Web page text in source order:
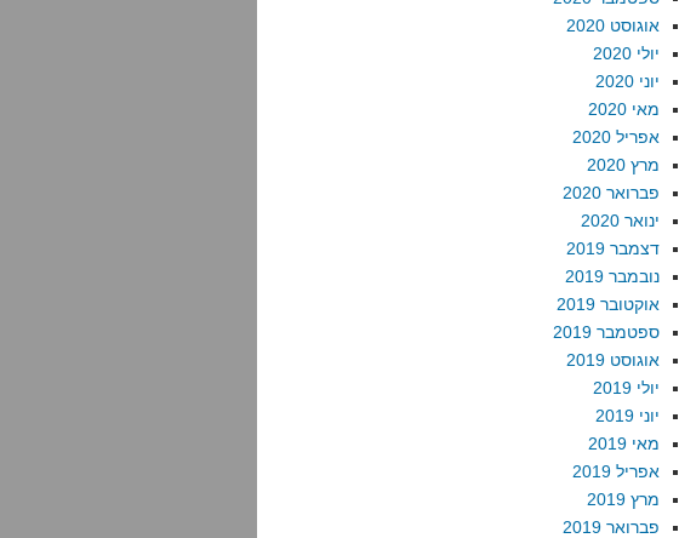
אוגוסט 2020
יולי 2020
יוני 2020
מאי 2020
אפריל 2020
מרץ 2020
פברואר 2020
ינואר 2020
דצמבר 2019
נובמבר 2019
אוקטובר 2019
ספטמבר 2019
אוגוסט 2019
יולי 2019
יוני 2019
מאי 2019
אפריל 2019
מרץ 2019
פברואר 2019